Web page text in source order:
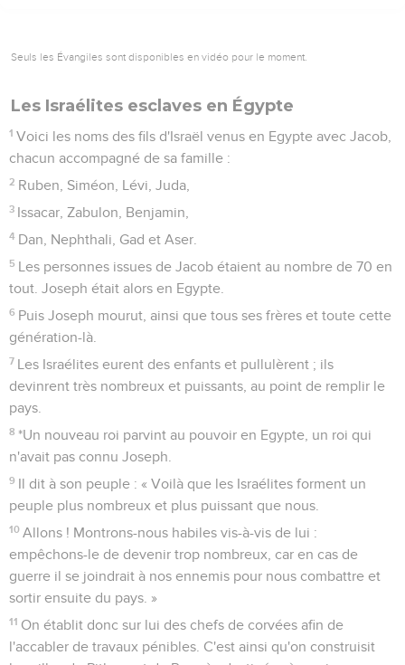
Seuls les Évangiles sont disponibles en vidéo pour le moment.
Les Israélites esclaves en Égypte
1 Voici les noms des fils d'Israël venus en Egypte avec Jacob,
chacun accompagné de sa famille :
2 Ruben, Siméon, Lévi, Juda,
3 Issacar, Zabulon, Benjamin,
4 Dan, Nephthali, Gad et Aser.
5 Les personnes issues de Jacob étaient au nombre de 70 en
tout. Joseph était alors en Egypte.
6 Puis Joseph mourut, ainsi que tous ses frères et toute cette
génération-là.
7 Les Israélites eurent des enfants et pullulèrent ; ils
devinrent très nombreux et puissants, au point de remplir le
pays.
8 *Un nouveau roi parvint au pouvoir en Egypte, un roi qui
n'avait pas connu Joseph.
9 Il dit à son peuple : « Voilà que les Israélites forment un
peuple plus nombreux et plus puissant que nous.
10 Allons ! Montrons-nous habiles vis-à-vis de lui :
empêchons-le de devenir trop nombreux, car en cas de
guerre il se joindrait à nos ennemis pour nous combattre et
sortir ensuite du pays. »
11 On établit donc sur lui des chefs de corvées afin de
l'accabler de travaux pénibles. C'est ainsi qu'on construisit